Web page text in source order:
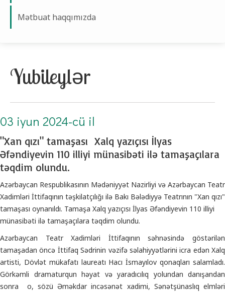
Mətbuat haqqımızda
Yubileylər
03 iyun 2024-cü il
"Xan qızı" tamaşası Xalq yazıçısı İlyas
Əfəndiyevin 110 illiyi münasibəti ilə tamaşaçılara
təqdim olundu.
Azərbaycan Respublikasının Mədəniyyət Nazirliyi və Azərbaycan Teatr
Xadimləri İttifaqının təşkilatçılığı ilə Bakı Bələdiyyə Teatrının "Xan qızı"
tamaşası oynanıldı. Tamaşa Xalq yazıçısı İlyas Əfəndiyevin 110 illiyi
münasibəti ilə tamaşaçılara təqdim olundu.
Azərbaycan Teatr Xadimləri İttifaqının səhnəsində göstərilən
tamaşadan öncə İttifaq Sədrinin vəzifə səlahiyyətlərini icra edən Xalq
artisti, Dövlət mükafatı laureatı Hacı İsmayılov qonaqları salamladı.
Görkəmli dramaturqun həyat və yaradıcılıq yolundan danışandan
sonra o, sözü Əməkdar incəsənət xadimi, Sənətşünaslıq elmləri